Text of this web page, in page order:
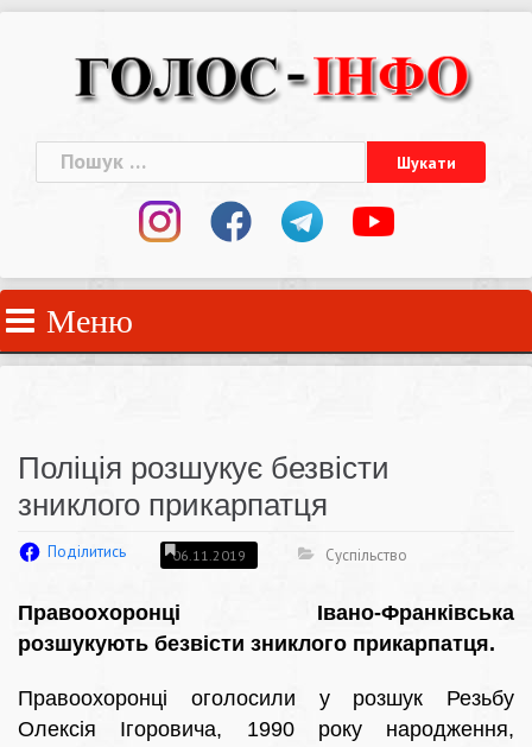
Пошук:
Меню
Поліція розшукує безвісти
зниклого прикарпатця
Поділитись 06.11.2019 Суспільство
Правоохоронці Івано-Франківська
розшукують безвісти зниклого прикарпатця.
Правоохоронці оголосили у розшук Резьбу
Олексія Ігоровича, 1990 року народження,